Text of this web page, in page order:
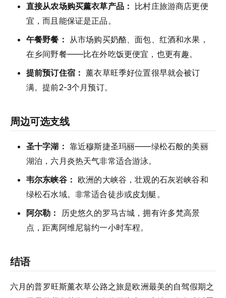
直接从农场购买薰衣草产品：
比村庄旅游商店更便
宜，而且能保证是正品。
午餐野餐： 从市场购买奶酪、面包、红酒和水果，
在乡间野餐——比在外吃饭更便宜，也更有趣。
提前预订住宿： 薰衣草旺季好位置很早就会被订
满。提前2-3个月预订。
周边可选支线
圣十字湖： 靠近穆斯捷圣玛丽——绿松石般的美丽
湖泊，六月炎热天气非常适合游泳。
韦尔东峡谷： 欧洲的大峡谷，壮观的石灰岩峡谷和
绿松石水域。非常适合徒步或皮划艇。
阿尔勒：
历史悠久的罗马古城，拥有许多梵高景
点，距离阿维尼翁约一小时车程。
结语
六月的普罗旺斯薰衣草公路之旅是欧洲最美的自驾假期之